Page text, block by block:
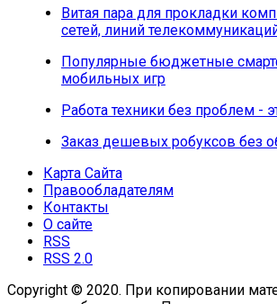
Витая пара для прокладки
сетей, линий
Популярные бюджетные
мобильных игр
Работа техники без проблем -
Заказ дешевых робуксов без
Карта Сайта
Правообладателям
Контакты
О сайте
RSS
RSS 2.0
Copyright © 2020. При копировании